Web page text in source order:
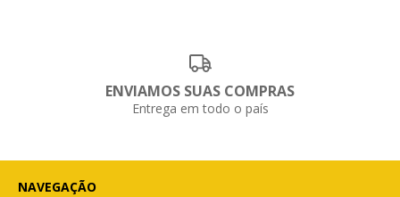
ENVIAMOS SUAS COMPRAS
Entrega em todo o país
NAVEGAÇÃO